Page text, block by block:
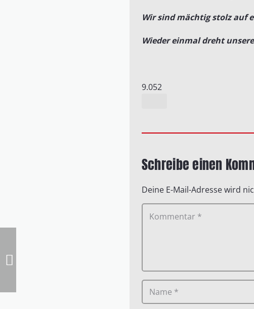
Wir sind mächtig stolz auf
Wieder einmal dreht
9.052
Schreibe einen
Deine E-Mail-Adresse wird